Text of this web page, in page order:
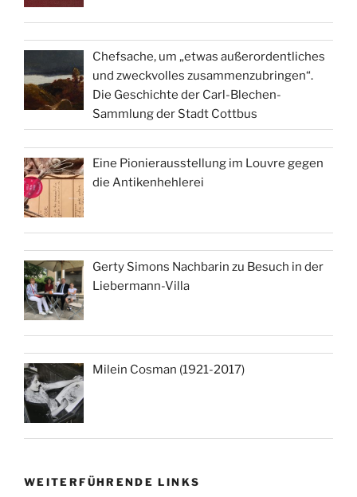
Chefsache, um „etwas außerordentliches
und zweckvolles zusammenzubringen“.
Die Geschichte der Carl-Blechen-
Sammlung der Stadt Cottbus
Eine Pionierausstellung im Louvre gegen
die Antikenhehlerei
Gerty Simons Nachbarin zu Besuch in der
Liebermann-Villa
Milein Cosman (1921-2017)
WEITERFÜHRENDE LINKS